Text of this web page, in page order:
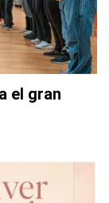
el gran